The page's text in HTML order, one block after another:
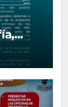
2026